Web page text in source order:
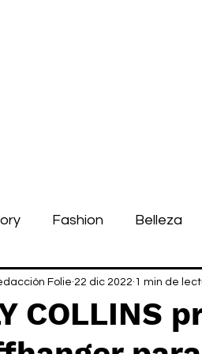
Fashion Belleza
COLLINS
Folie 22 dic 2022 1 min de